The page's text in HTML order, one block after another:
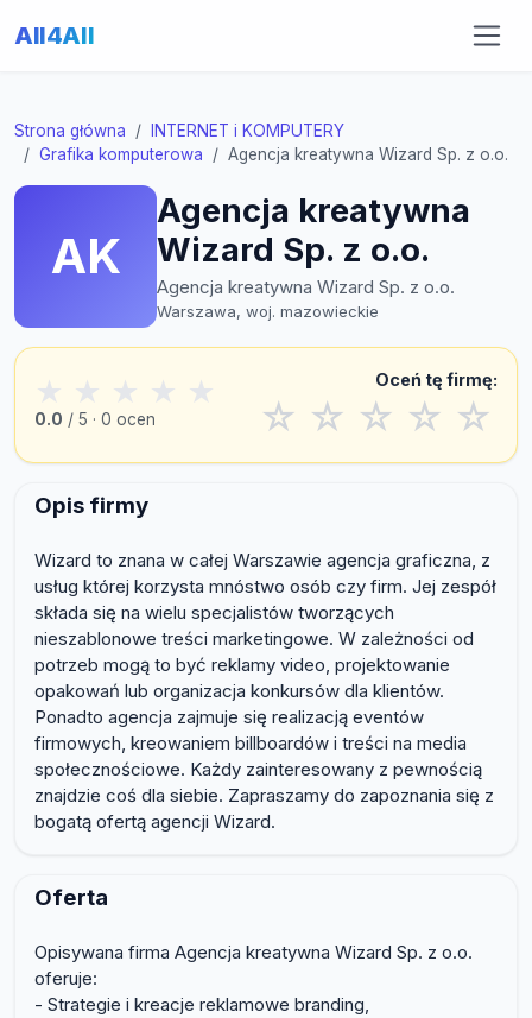
All4All
Strona główna
INTERNET i KOMPUTERY
Grafika komputerowa
Agencja kreatywna Wizard Sp. z o.o.
AK
Agencja kreatywna
Wizard Sp. z o.o.
Agencja kreatywna Wizard Sp. z o.o.
Warszawa, woj. mazowieckie
★ ★ ★ ★ ★
0.0 / 5 · 0 ocen
Oceń tę firmę:
☆ ☆ ☆ ☆ ☆
Opis firmy
Wizard to znana w całej Warszawie agencja graficzna, z
usług której korzysta mnóstwo osób czy firm. Jej zespół
składa się na wielu specjalistów tworzących
nieszablonowe treści marketingowe. W zależności od
potrzeb mogą to być reklamy video, projektowanie
opakowań lub organizacja konkursów dla klientów.
Ponadto agencja zajmuje się realizacją eventów
firmowych, kreowaniem billboardów i treści na media
społecznościowe. Każdy zainteresowany z pewnością
znajdzie coś dla siebie. Zapraszamy do zapoznania się z
bogatą ofertą agencji Wizard.
Oferta
Opisywana firma Agencja kreatywna Wizard Sp. z o.o.
oferuje:
- Strategie i kreacje reklamowe branding,